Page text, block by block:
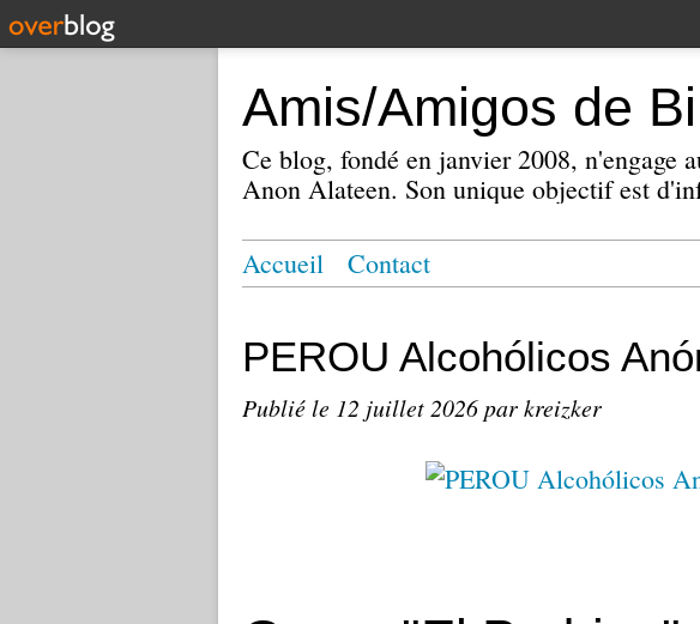
Amis/Amigos de
Ce blog, fondé en janvier 2008,
Anon Alateen. Son unique objectif est
Accueil Contact
PEROU Alcohólicos
Publié le 12 juillet 2026par kreizker